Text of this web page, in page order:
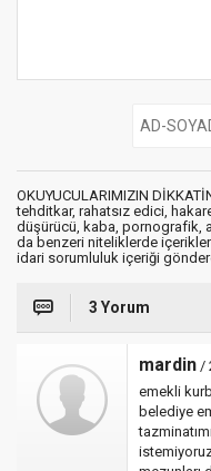
OKUYUCULARIMIZIN
tehditkar, rahatsız edici,
düşürücü, kaba, pornografik,
da benzeri niteliklerde
idari sorumluluk içeriği
3 Yorum
mardin /
emekli
belediye